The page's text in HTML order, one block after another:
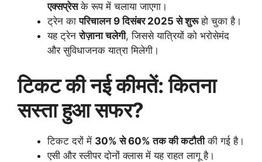
एक्सप्रेसके रूप में चलाया जाएगा।
ट्रेन कापरिचालन 9 दिसंबर 2025 से शुरूहो चुका है।
यह ट्रेनरोज़ाना चलेगी, जिससे यात्रियों को भरोसेमंद
और सुविधाजनक यात्रा मिलेगी।
टिकट की नई कीमतें: कितना
सस्ता हुआ सफर?
टिकट दरों में 30% से 60% तक की कटौतीकी गई है।
एसी और स्लीपर दोनों क्लास में यह राहत लागू है।